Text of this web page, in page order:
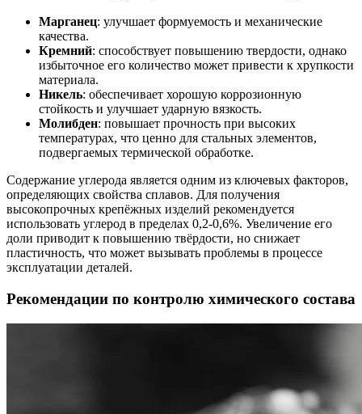
Марганец: улучшает формуемость и механические
качества.
Кремний: способствует повышению твердости, однако
избыточное его количество может привести к хрупкости
материала.
Никель: обеспечивает хорошую коррозионную
стойкость и улучшает ударную вязкость.
Молибден: повышает прочность при высоких
температурах, что ценно для стальных элементов,
подвергаемых термической обработке.
Содержание углерода является одним из ключевых факторов,
определяющих свойства сплавов. Для получения
высокопрочных крепёжных изделий рекомендуется
использовать углерод в пределах 0,2-0,6%. Увеличение его
доли приводит к повышению твёрдости, но снижает
пластичность, что может вызывать проблемы в процессе
эксплуатации деталей.
Рекомендации по контролю химического состава